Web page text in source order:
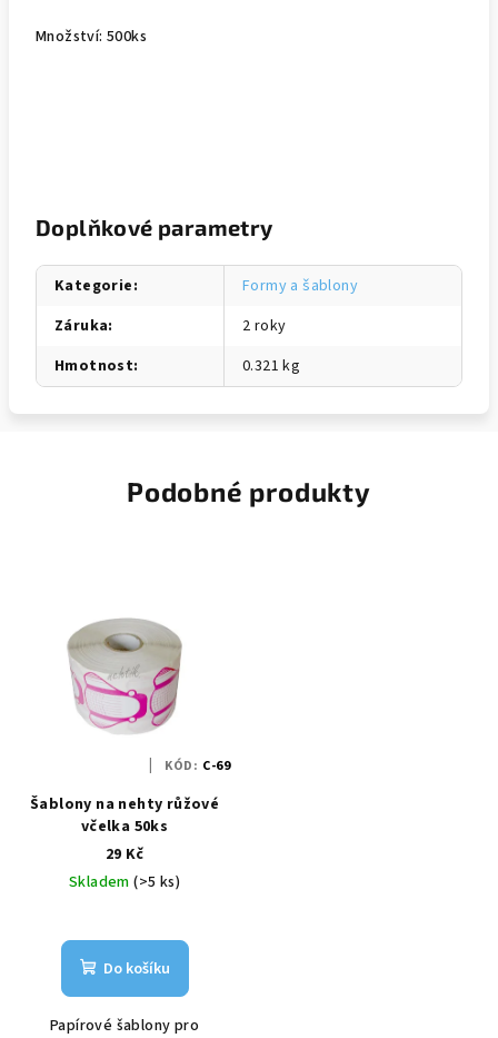
Množství: 500ks
Doplňkové parametry
Kategorie:
Formy a šablony
Záruka:
2 roky
Hmotnost: 0.321 kg
Podobné produkty
Šablony na nehty růžové
včelka 50ks
29 Kč
Skladem(>5 ks)
Do košíku
Papírové šablony pro
KÓD: C-69